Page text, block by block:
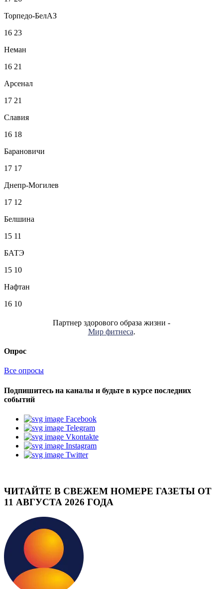
Торпедо-БелАЗ
16 23
Неман
16 21
Арсенал
17 21
Славия
16 18
Барановичи
17 17
Днепр-Могилев
17 12
Белшина
15 11
БАТЭ
15 10
Нафтан
16 10
Партнер здорового образа жизни -
Мир фитнеса.
Опрос
Все опросы
Подпишитесь на каналы и будьте в курсе последних
событий
Facebook
Telegram
Vkontakte
Instagram
Twitter
ЧИТАЙТЕ В СВЕЖЕМ НОМЕРЕ ГАЗЕТЫ ОТ
11 АВГУСТА 2026 ГОДА